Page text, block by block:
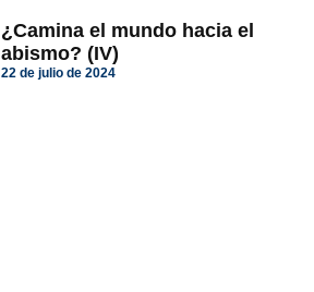
¿Camina el mundo hacia el
abismo? (IV)
22 de julio de 2024